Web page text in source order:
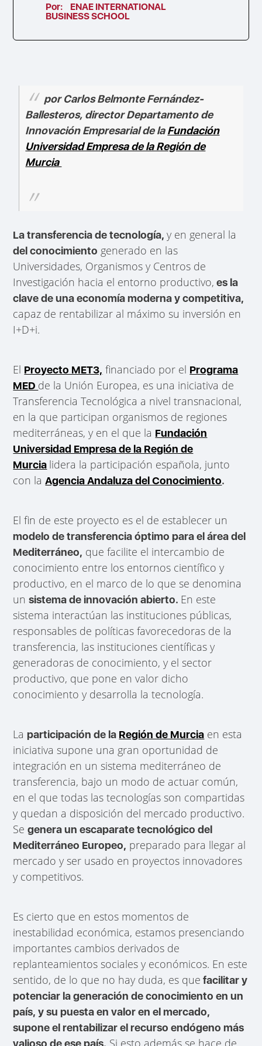
Por:
ENAE INTERNATIONAL
BUSINESS SCHOOL
por Carlos Belmonte Fernández-
Ballesteros, director Departamento de
Innovación Empresarial de laFundación
Universidad Empresa de la Región de
Murcia
La transferencia de tecnología,y en general la
del conocimiento generado en las
Universidades, Organismos y Centros de
Investigación hacia el entorno productivo, es la
clave de una economía moderna y competitiva,
capaz de rentabilizar al máximo su inversión en
I+D+i.
El Proyecto MET3, financiado por el Programa
MED de la Unión Europea, es una iniciativa de
Transferencia Tecnológica a nivel transnacional,
en la que participan organismos de regiones
mediterráneas, y en el que la Fundación
Universidad Empresa de la Región de
Murcia lidera la participación española, junto
con laAgencia Andaluza del Conocimiento.
El fin de este proyecto es el de establecer un
modelo de transferencia óptimo para el área del
Mediterráneo, que facilite el intercambio de
conocimiento entre los entornos científico y
productivo, en el marco de lo que se denomina
unsistema de innovación abierto. En este
sistema interactúan las instituciones públicas,
responsables de políticas favorecedoras de la
transferencia, las instituciones científicas y
generadoras de conocimiento, y el sector
productivo, que pone en valor dicho
conocimiento y desarrolla la tecnología.
Laparticipación de la Región de Murcia en esta
iniciativa supone una gran oportunidad de
integración en un sistema mediterráneo de
transferencia, bajo un modo de actuar común,
en el que todas las tecnologías son compartidas
y quedan a disposición del mercado productivo.
Segenera un escaparate tecnológico del
Mediterráneo Europeo, preparado para llegar al
mercado y ser usado en proyectos innovadores
y competitivos.
Es cierto que en estos momentos de
inestabilidad económica, estamos presenciando
importantes cambios derivados de
replanteamientos sociales y económicos. En este
sentido, de lo que no hay duda, es que facilitar y
potenciar la generación de conocimiento en un
país, y su puesta en valor en el mercado,
supone el rentabilizar el recurso endógeno más
valioso de ese país. Si esto además se hace de